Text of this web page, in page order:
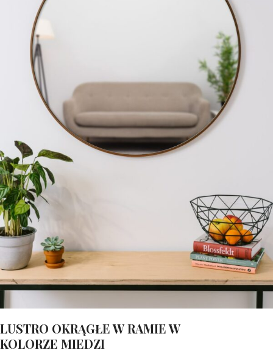
LUSTRO OKRĄGŁE W RAMIE W
KOLORZE MIEDZI